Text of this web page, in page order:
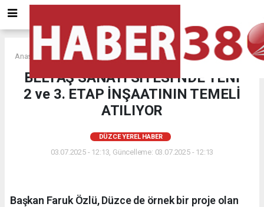
Anasayfa DÜZCE YEREL HABER
BELTAŞ SANAYİ SİTESİ’NDE YENİ
2 ve 3. ETAP İNŞAATININ TEMELİ
ATILIYOR
DÜZCE YEREL HABER
03.07.2025 - 12:13, Güncelleme: 03.07.2025 - 12:13
Başkan Faruk Özlü, Düzce de örnek bir proje olan